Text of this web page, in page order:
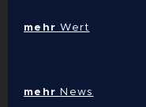
mehr Wert
mehrNews